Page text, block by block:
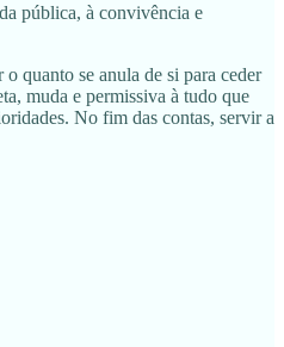
pública, à convivência e
quanto se anula de si para ceder
muda e permissiva à tudo que
No fim das contas, servir a